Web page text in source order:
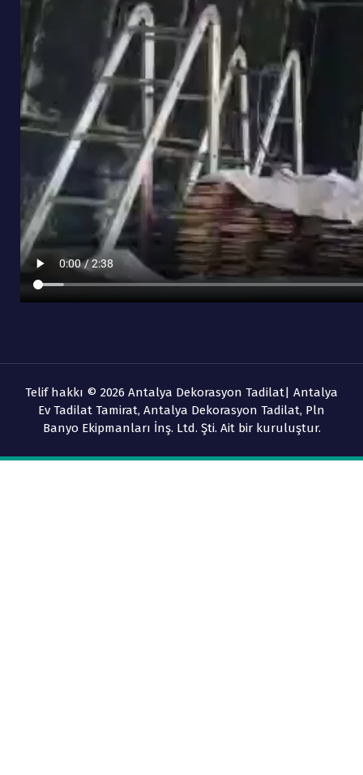
Telif hakkı © 2026 Antalya Dekorasyon Tadilat| Antalya
Ev Tadilat Tamirat, Antalya Dekorasyon Tadilat, Pln
Banyo Ekipmanları İnş. Ltd. Şti. Ait bir kuruluştur.